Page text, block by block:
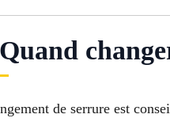
Quand
de serrure est